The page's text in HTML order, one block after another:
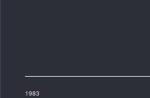
1983